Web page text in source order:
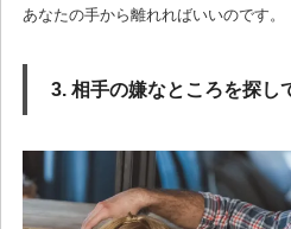
あなたの手から離れればいいのです。
3. 相手の嫌なところを探し